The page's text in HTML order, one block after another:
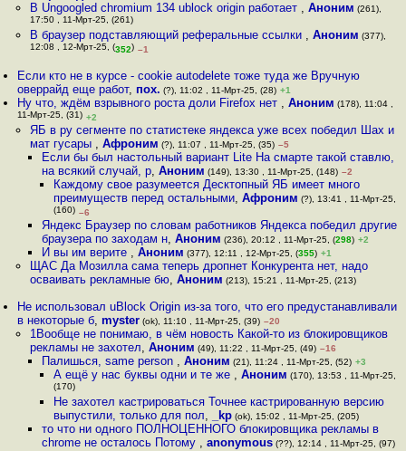
В Ungoogled chromium 134 ublock origin работает , Аноним (261),
17:50 , 11-Мрт-25, (261)
В браузер подставляющий реферальные ссылки , Аноним (377),
12:08 , 12-Мрт-25, (352) –1
Если кто не в курсе - cookie autodelete тоже туда же Вручную
оверрайд еще работ, пох. (?), 11:02 , 11-Мрт-25, (28) +1
Ну что, ждём взрывного роста доли Firefox нет ,Аноним (178), 11:04 ,
11-Мрт-25, (31) +2
ЯБ в ру сегменте по статистеке яндекса уже всех победил Шах и
мат гусары , Афроним (?), 11:07 , 11-Мрт-25, (35) –5
Если бы был настольный вариант Lite На смарте такой ставлю,
на всякий случай, р, Аноним (149), 13:30 , 11-Мрт-25, (148) –2
Каждому свое разумеется Десктопный ЯБ имеет много
преимуществ перед остальными,Афроним (?), 13:41 , 11-Мрт-25,
(160) –6
Яндекс Браузер по словам работников Яндекса победил другие
браузера по заходам н, Аноним (236), 20:12 , 11-Мрт-25, (298) +2
И вы им верите , Аноним (377), 12:11 , 12-Мрт-25, (355) +1
ЩАС Да Мозилла сама теперь дропнет Конкурента нет, надо
осваивать рекламные бю, Аноним (213), 15:21 , 11-Мрт-25, (213)
Не использовал uBlock Origin из-за того, что его предустанавливали
в некоторые б,myster (ok), 11:10 , 11-Мрт-25, (39) –20
1Вообще не понимаю, в чём новость Какой-то из блокировщиков
рекламы не захотел, Аноним (49), 11:22 , 11-Мрт-25, (49) –16
Палишься, same person , Аноним (21), 11:24 , 11-Мрт-25, (52) +3
А ещё у нас буквы одни и те же ,Аноним (170), 13:53 , 11-Мрт-25,
(170)
Не захотел кастрироваться Точнее кастрированную версию
выпустили, только для пол, _kp (ok), 15:02 , 11-Мрт-25, (205)
то что ни одного ПОЛНОЦЕННОГО блокировщика рекламы в
chrome не осталось Потому , anonymous(??), 12:14 , 11-Мрт-25, (97)